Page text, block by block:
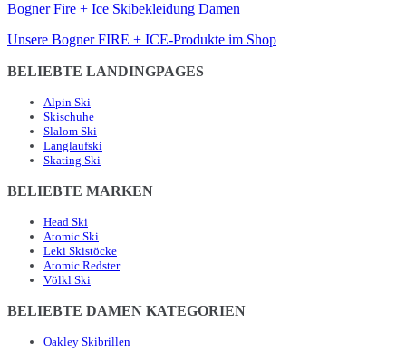
Bogner Fire + Ice Skibekleidung Damen
Unsere Bogner FIRE + ICE-Produkte im Shop
BELIEBTE LANDINGPAGES
Alpin Ski
Skischuhe
Slalom Ski
Langlaufski
Skating Ski
BELIEBTE MARKEN
Head Ski
Atomic Ski
Leki Skistöcke
Atomic Redster
Völkl Ski
BELIEBTE DAMEN KATEGORIEN
Oakley Skibrillen